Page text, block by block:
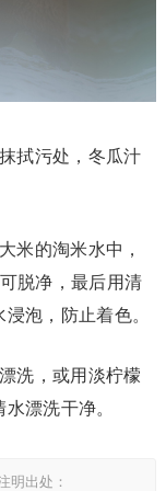
拭污处，冬瓜汁
米的淘米水中，
脱净，最后用清
泡，防止着色。
洗，或用淡柠檬
漂洗干净。
明出处：